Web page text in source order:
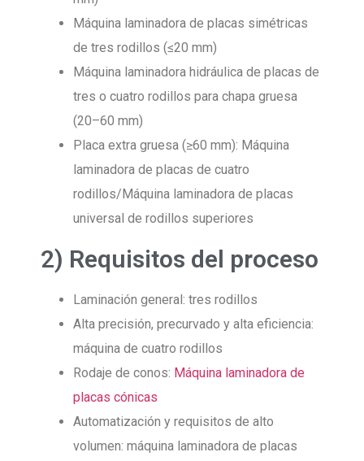
Máquina laminadora de placas simétricas
de tres rodillos (≤20 mm)
Máquina laminadora hidráulica de placas de
tres o cuatro rodillos para chapa gruesa
(20–60 mm)
Placa extra gruesa (≥60 mm): Máquina
laminadora de placas de cuatro
rodillos/Máquina laminadora de placas
universal de rodillos superiores
2) Requisitos del proceso
Laminación general: tres rodillos
Alta precisión, precurvado y alta eficiencia:
máquina de cuatro rodillos
Rodaje de conos: Máquina laminadora de
placas cónicas
Automatización y requisitos de alto
volumen: máquina laminadora de placas